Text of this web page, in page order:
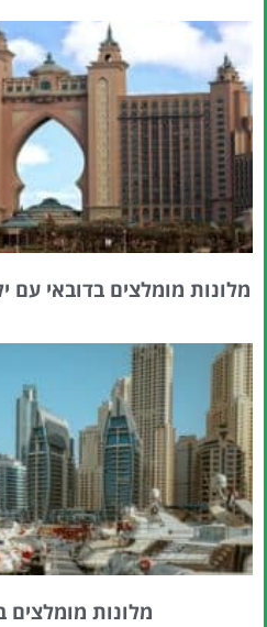
מלונות מומלצים בדובאי עם
מלונות מומלצים